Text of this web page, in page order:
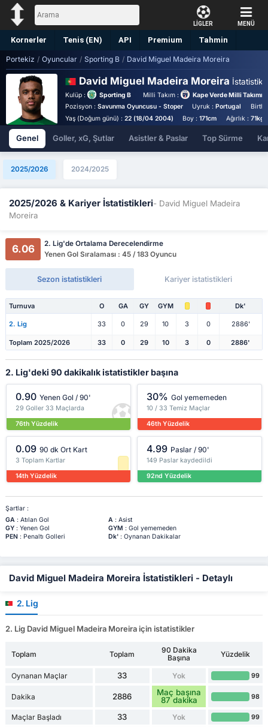
LİGLER MENÜ
Kornerler Tenis (EN) API Premium Tahmin
Portekiz / Oyuncular / Sporting B / David Miguel Madeira Moreira
David Miguel Madeira Moreira İstatistik
Kulüp : Sporting B Milli Takım :
Kape Verde Milli Takımı
Pozisyon : Savunma Oyuncusu - Stoper Uyruk :Portugal
Yaş (Doğum günü) : 22 (18/04 2004) Boy :171cm Ağırlık : 71kg
Genel Goller, xG, Şutlar Asistler & Paslar Top Sürme
2025/2026 2024/2025
2025/2026 & Kariyer İstatistikleri- David Miguel Madeira
Moreira
6.06
2. Lig'de Ortalama Derecelendirme
Yenen Gol Sıralaması : 45 / 183 Oyuncu
Sezon istatistikleri Kariyer istatistikleri
Turnuva O GA GY GYM Dk'
2. Lig 33 0 29 10 3 0 2886'
Toplam 2025/2026 33 0 29 10 3 0 2886'
2. Lig'deki 90 dakikalık istatistikler başına
0.90 Yenen Gol / 90'
29 Goller 33 Maçlarda
76th Yüzdelik
30% Gol yememeden
10 / 33 Temiz Maçlar
46th Yüzdelik
0.09 90 dk Ort Kart
3 Toplam Kartlar
14th Yüzdelik
4.99 Paslar / 90'
149 Paslar kaydedildi
92nd Yüzdelik
Şartlar :
GA: Atılan Gol A: Asist
GY: Yenen Gol GYM : Gol yememeden
PEN: Penaltı Golleri Dk': Oynanan Dakikalar
David Miguel Madeira Moreira İstatistikleri - Detaylı
2. Lig
2. Lig David Miguel Madeira Moreira için istatistikler
Toplam Toplam
90 Dakika
Başına
Yüzdelik
Oynanan Maçlar 33 Yok 99
Dakika 2886
Maç başına
87 dakika
98
Maçlar Başladı 33 Yok 99